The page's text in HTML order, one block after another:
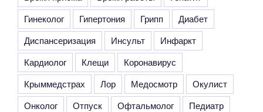
Гинеколог
Гипертония Грипп
Диабет
Диспансеризация
Инсульт
Инфаркт
Кардиолог
Клещи
Коронавирус
Крыммедстрах
Лор Медосмотр
Окулист
Онколог
Отпуск Офтальмолог
Педиатр